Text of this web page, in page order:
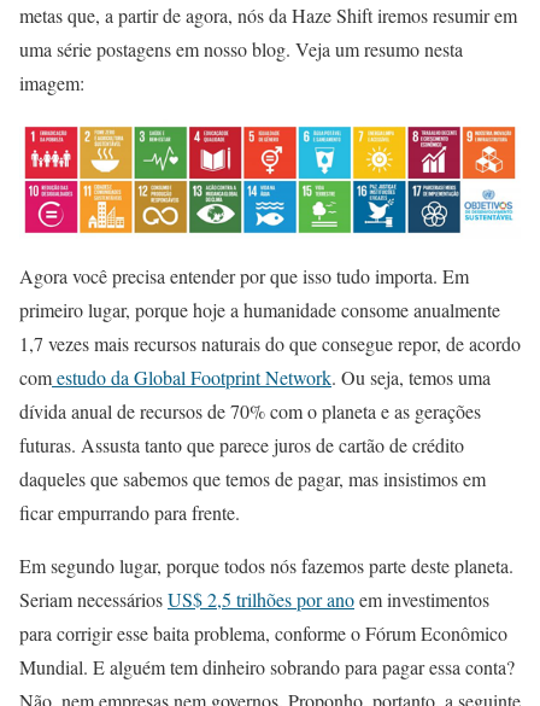
metas que, a partir de agora, nós da Haze Shift iremos resumir em
uma série postagens em nosso blog. Veja um resumo nesta
imagem:
Agora você precisa entender por que isso tudo importa. Em
primeiro lugar, porque hoje a humanidade consome anualmente
1,7 vezes mais recursos naturais do que consegue repor, de acordo
comestudo da Global Footprint Network. Ou seja, temos uma
dívida anual de recursos de 70% com o planeta e as gerações
futuras. Assusta tanto que parece juros de cartão de crédito
daqueles que sabemos que temos de pagar, mas insistimos em
ficar empurrando para frente.
Em segundo lugar, porque todos nós fazemos parte deste planeta.
Seriam necessáriosUS$ 2,5 trilhões por anoem investimentos
para corrigir esse baita problema, conforme o Fórum Econômico
Mundial. E alguém tem dinheiro sobrando para pagar essa conta?
Não, nem empresas nem governos. Proponho, portanto, a seguinte